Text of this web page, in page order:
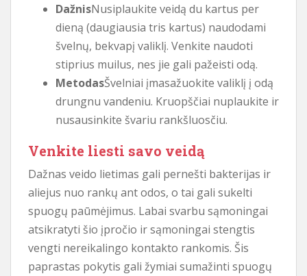
DažnisNusiplaukite veidą du kartus per
dieną (daugiausia tris kartus) naudodami
švelnų, bekvapį valiklį. Venkite naudoti
stiprius muilus, nes jie gali pažeisti odą.
MetodasŠvelniai įmasažuokite valiklį į odą
drungnu vandeniu. Kruopščiai nuplaukite ir
nusausinkite švariu rankšluosčiu.
Venkite liesti savo veidą
Dažnas veido lietimas gali pernešti bakterijas ir
aliejus nuo rankų ant odos, o tai gali sukelti
spuogų paūmėjimus. Labai svarbu sąmoningai
atsikratyti šio įpročio ir sąmoningai stengtis
vengti nereikalingo kontakto rankomis. Šis
paprastas pokytis gali žymiai sumažinti spuogų